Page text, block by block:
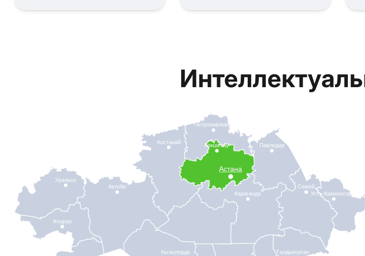
Астана
Павлодар
Актобе
Атырау
Караганда
Кокшетау
Костанай
Кызылорда
Петропавловск
Семей
Талдыкорган
Уральск
Усть-Каменогорск